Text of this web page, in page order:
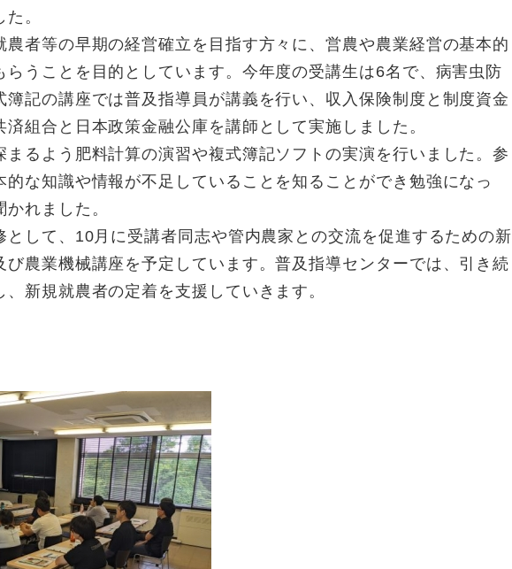
。
者等の早期の経営確立を目指す方々に、営農や農業経営の基本的
らうことを目的としています。今年度の受講生は6名で、病害虫防
簿記の講座では普及指導員が講義を行い、収入保険制度と制度資金
組合と日本政策金融公庫を講師として実施しました。
るよう肥料計算の演習や複式簿記ソフトの実演を行いました。参
的な知識や情報が不足していることを知ることができ勉強になっ
れました。
して、10月に受講者同志や管内農家との交流を促進するための新
び農業機械講座を予定しています。普及指導センターでは、引き続
、新規就農者の定着を支援していきます。